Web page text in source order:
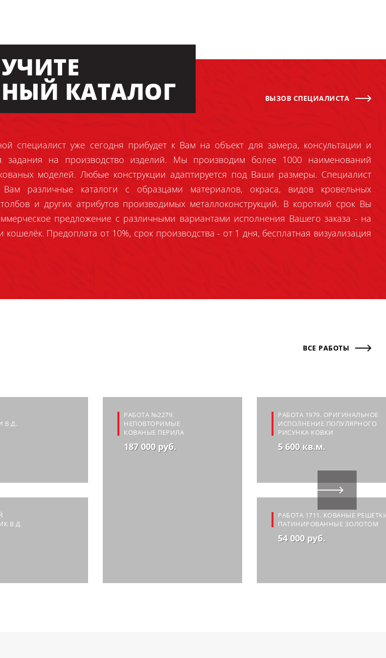
КАТАЛОГ
ВЫЗОВ СПЕЦИАЛИСТА
специалист уже сегодня прибудет к Вам на объект для замера, консультации и
задания на производство изделий. Мы производим более 1000 наименований
моделей. Любые конструкции адаптируется под Ваши размеры. Специалист
Вам различные каталоги с образцами материалов, окраса, видов кровельных
и других атрибутов производимых металлоконструкций. В короткий срок Вы
предложение с различными вариантами исполнения Вашего заказа - на
кошелёк. Предоплата от 10%, срок производства - от 1 дня, бесплатная визуализация
ВСЕ РАБОТЫ
В Д.
В Д.
РАБОТА №2279.
НЕПОВТОРИМЫЕ
КОВАНЫЕ ПЕРИЛА
187 000 руб.
РАБОТА 1979. ОРИГИНАЛЬНОЕ
ИСПОЛНЕНИЕ ПОПУЛЯРНОГО
РИСУНКА КОВКИ
5 600 кв.м.
РАБОТА 1711. КОВАНЫЕ
ПАТИНИРОВАННЫЕ ЗОЛОТОМ
54 000 руб.